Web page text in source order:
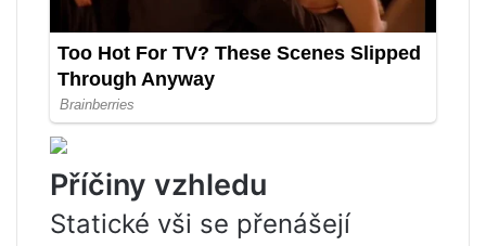
Příčiny vzhledu
Statické vši se přenášejí